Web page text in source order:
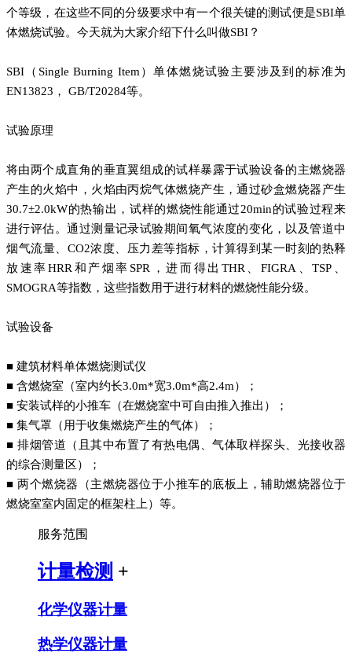
个等级，在这些不同的分级要求中有一个很关键的测试便是SBI单
体燃烧试验。今天就为大家介绍下什么叫做SBI？
SBI（Single Burning Item）单体燃烧试验主要涉及到的标准为
EN13823， GB/T20284等。
试验原理
将由两个成直角的垂直翼组成的试样暴露于试验设备的主燃烧器
产生的火焰中，火焰由丙烷气体燃烧产生，通过砂盒燃烧器产生
30.7±2.0kW的热输出，试样的燃烧性能通过20min的试验过程来
进行评估。通过测量记录试验期间氧气浓度的变化，以及管道中
烟气流量、CO2浓度、压力差等指标，计算得到某一时刻的热释
放速率HRR和产烟率SPR，进而得出THR、FIGRA、TSP、
SMOGRA等指数，这些指数用于进行材料的燃烧性能分级。
试验设备
■ 建筑材料单体燃烧测试仪
■ 含燃烧室（室内约长3.0m*宽3.0m*高2.4m）；
■ 安装试样的小推车（在燃烧室中可自由推入推出）；
■ 集气罩（用于收集燃烧产生的气体）；
■ 排烟管道（且其中布置了有热电偶、气体取样探头、光接收器
的综合测量区）；
■ 两个燃烧器（主燃烧器位于小推车的底板上，辅助燃烧器位于
燃烧室室内固定的框架柱上）等。
服务范围
计量检测 +
化学仪器计量
热学仪器计量